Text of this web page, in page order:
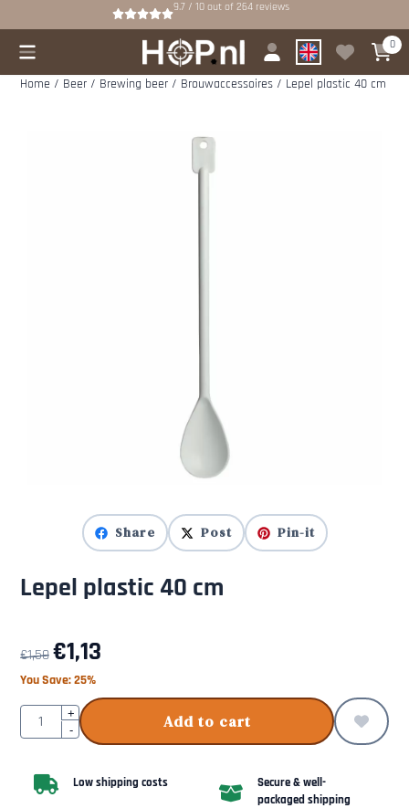
Cookie preferences are available. Choose settings or allow all cookies.
9.7 / 10 out of264 reviews
0
Home / Beer / Brewing beer / Brouwaccessoires / Lepel plastic 40 cm
Share Post Pin-it
Lepel plastic 40 cm
€1,50€1,13
You Save:25%
Quantity+
-
Add to cart
Low shipping costs
Secure & well-
packaged shipping